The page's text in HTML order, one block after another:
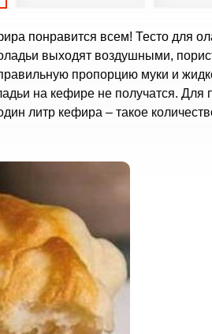
понравится всем! Тесто для
выходят воздушными,
пропорцию муки и
на кефире не получатся. Для
литр кефира – такое